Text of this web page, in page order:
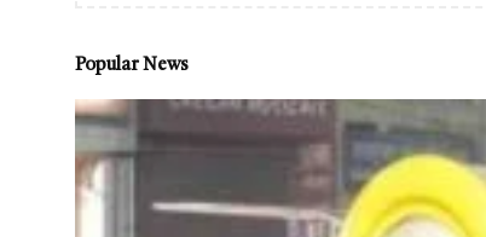
Popular News